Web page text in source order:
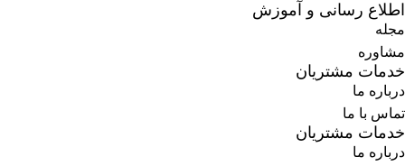
اطلاع رسانی و آموزش
مجله
مشاوره
خدمات مشتریان
درباره ما
تماس با ما
خدمات مشتریان
درباره ما